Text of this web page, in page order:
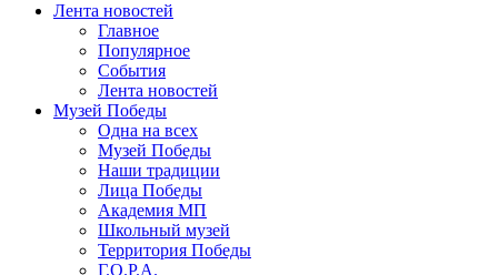
Лента новостей
Главное
Популярное
События
Лента новостей
Музей Победы
Одна на всех
Музей Победы
Наши традиции
Лица Победы
Академия МП
Школьный музей
Территория Победы
Г.О.Р.А.